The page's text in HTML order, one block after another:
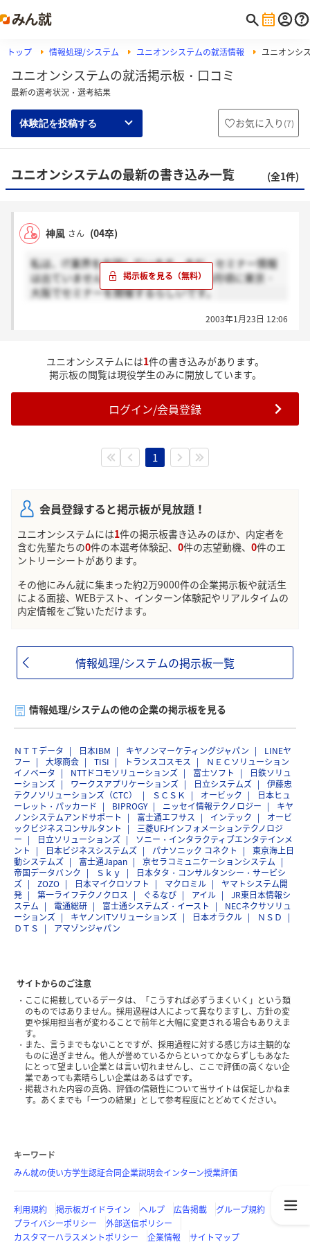
トップ 情報処理/システム ユニオンシステムの就活情報 ユニオンシ
ユニオンシステムの就活掲示板・口コミ
最新の選考状況・選考結果
体験記を投稿する お気に入り (7)
ユニオンシステムの最新の書き込み一覧 (全1件)
神風 さん (04卒)
私は、IT業界を志望しています。まだ、セミナー情報
は出ていませんがどうやら4月・5月・6月頃に東京・
大阪でセミナーを開催するらしいです。
2003年1月23日 12:06
ユニオンシステムには1件の書き込みがあります。
掲示板の閲覧は現役学生のみに開放しています。
ログイン/会員登録
1
会員登録すると掲示板が見放題！
ユニオンシステムには1件の掲示板書き込みのほか、内定者を
含む先輩たちの0件の本選考体験記、 0件の志望動機、 0件のエ
ントリーシートがあります。
その他にみん就に集まった約2万9000件の企業掲示板や就活生
による面接、WEBテスト、インターン体験記やリアルタイムの
内定情報をご覧いただけます。
情報処理/システムの掲示板一覧
情報処理/システムの他の企業の掲示板を見る
ＮＴＴデータ 日本IBM キヤノンマーケティングジャパン
LINEヤ
フー
大塚商会 TISI トランスコスモス
ＮＥＣソリューション
イノベータ
NTTドコモソリューションズ 富士ソフト
日鉄ソリュ
ーションズ
ワークスアプリケーションズ 日立システムズ
伊藤忠
テクノソリューションズ（CTC）
ＳＣＳＫ オービック
日本ヒュ
ーレット・パッカード
BIPROGY ニッセイ情報テクノロジー
キヤ
ノンシステムアンドサポート
富士通エフサス インテック
オービ
ックビジネスコンサルタント
三菱UFJインフォメーションテクノロジ
ー
日立ソリューションズ
ソニー・インタラクティブエンタテインメ
ント
日本ビジネスシステムズ パナソニック コネクト
東京海上日
動システムズ
富士通Japan
京セラコミュニケーションシステム
帝国データバンク
Ｓｋｙ
日本タタ・コンサルタンシー・サービシ
ズ
ZOZO 日本マイクロソフト マクロミル
ヤマトシステム開
発
第一ライフテクノクロス ぐるなび アイル
JR東日本情報シ
ステム
電通総研 富士通システムズ・イースト
NECネクサソリュ
ーションズ
キヤノンITソリューションズ 日本オラクル
ＮＳＤ
ＤＴＳ
アマゾンジャパン
サイトからのご注意
ここに掲載しているデータは、「こうすれば必ずうまくいく」という類
のものではありません。採用過程は人によって異なりますし、方針の変
更や採用担当者が変わることで前年と大幅に変更される場合もありえま
す。
また、言うまでもないことですが、採用過程に対する感じ方は主観的な
ものに過ぎません。他人が誉めているからといってかならずしもあなた
にとって望ましい企業とは言い切れませんし、ここで評価の高くない企
業であっても素晴らしい企業はあるはずです。
掲載された内容の真偽、評価の信頼性について当サイトは保証しかねま
す。あくまでも「一つの結果」として参考程度にとどめてください。
キーワード
みん就の使い方学生認証合同企業説明会インターン授業評価
利用規約 掲示板ガイドライン ヘルプ 広告掲載
グループ規約
プライバシーポリシー
外部送信ポリシー
カスタマーハラスメントポリシー
企業情報 サイトマップ